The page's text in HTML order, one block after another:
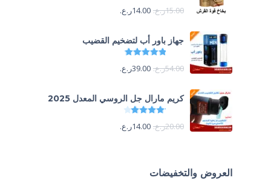
15.00ر.ع. 14.00ر.ع.
جهاز باور أب لتضخيم القضيب
تم التقييم
54.00ر.ع. 39.00ر.ع.
كريم مارال جل الروسي المعدل 2025
تم التقييم
20.00ر.ع. 14.00ر.ع.
العروض والتخفيضات